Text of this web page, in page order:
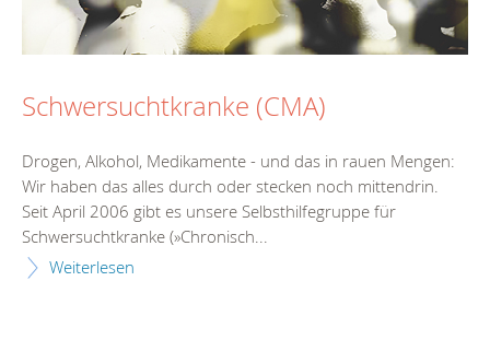
Schwersuchtkranke (CMA)
Drogen, Alkohol, Medikamente - und das in rauen Mengen:
Wir haben das alles durch oder stecken noch mittendrin.
Seit April 2006 gibt es unsere Selbsthilfegruppe für
Schwersuchtkranke (»Chronisch...
Weiterlesen